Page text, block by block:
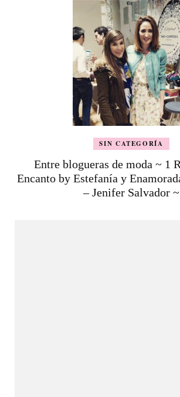
SIN CATEGORÍA
Entre blogueras de moda ~ 1
Encanto by Estefanía y
– Jenifer Salvador ~